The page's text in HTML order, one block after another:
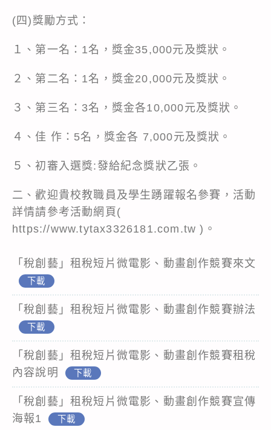
(四)獎勵方式：
１、第一名：1名，獎金35,000元及獎狀。
２、第二名：1名，獎金20,000元及獎狀。
３、第三名：3名，獎金各10,000元及獎狀。
４、佳 作：5名，獎金各 7,000元及獎狀。
５、初審入選獎:發給紀念獎狀乙張。
二、歡迎貴校教職員及學生踴躍報名參賽，活動
詳情請參考活動網頁(
https://www.tytax3326181.com.tw )。
「稅創藝」租稅短片微電影、動畫創作競賽來文
下載
「稅創藝」租稅短片微電影、動畫創作競賽辦法
下載
「稅創藝」租稅短片微電影、動畫創作競賽租稅
內容說明
下載
「稅創藝」租稅短片微電影、動畫創作競賽宣傳
海報1
下載